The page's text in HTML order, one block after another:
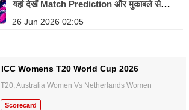
यहां देखें Match Prediction और मुकाबले से
जुड़ी सभी जानकारी
26 Jun 2026 02:05
ICC Womens T20 World Cup 2026
T20, Australia Women Vs Netherlands Women
Scorecard